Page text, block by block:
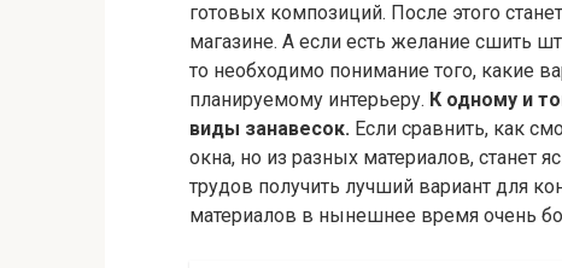
готовых композиций. После этого
магазине. А если есть желание сшить
то необходимо понимание того, какие
планируемому интерьеру. К одному и
виды занавесок. Если сравнить, как
окна, но из разных материалов, станет
трудов получить лучший вариант для
материалов в нынешнее время очень